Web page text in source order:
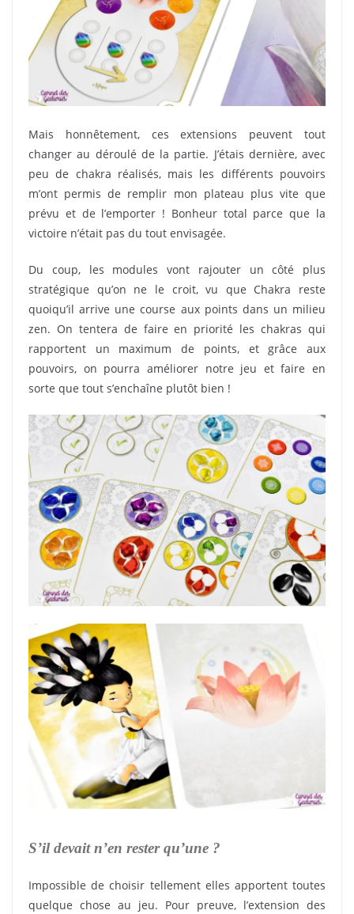
Mais honnêtement, ces extensions peuvent tout
changer au déroulé de la partie. J’étais dernière, avec
peu de chakra réalisés, mais les différents pouvoirs
m’ont permis de remplir mon plateau plus vite que
prévu et de l’emporter ! Bonheur total parce que la
victoire n’était pas du tout envisagée.
Du coup, les modules vont rajouter un côté plus
stratégique qu’on ne le croit, vu que Chakra reste
quoiqu’il arrive une course aux points dans un milieu
zen. On tentera de faire en priorité les chakras qui
rapportent un maximum de points, et grâce aux
pouvoirs, on pourra améliorer notre jeu et faire en
sorte que tout s’enchaîne plutôt bien !
S’il devait n’en rester qu’une ?
Impossible de choisir tellement elles apportent toutes
quelque chose au jeu. Pour preuve, l’extension des